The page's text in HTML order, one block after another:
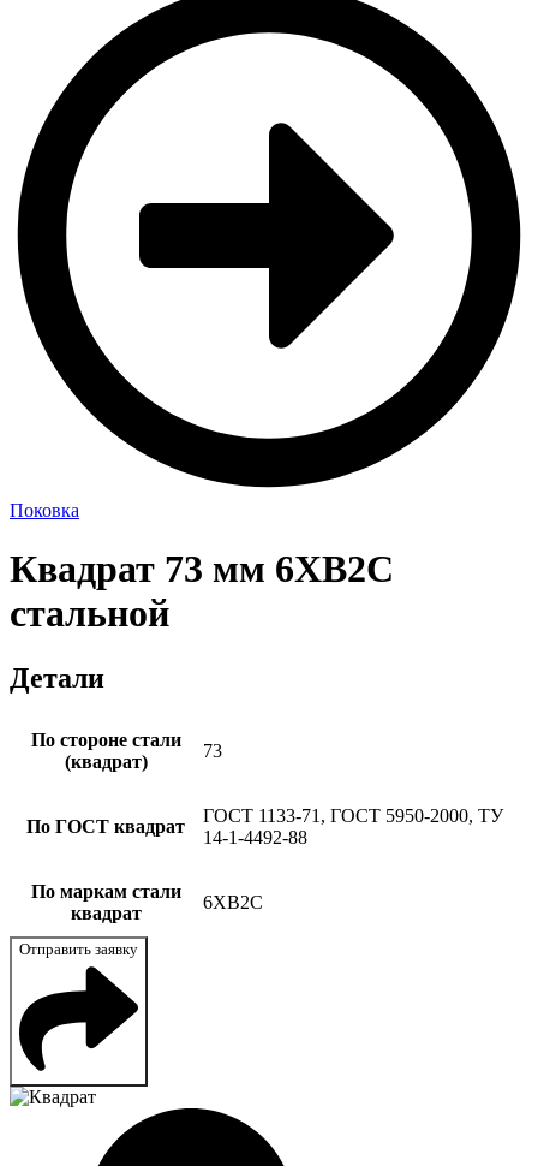
Поковка
Квадрат 73 мм 6ХВ2С
стальной
Детали
По стороне стали
(квадрат)
73
По ГОСТ квадрат
ГОСТ 1133-71, ГОСТ 5950-2000, ТУ
14-1-4492-88
По маркам стали
квадрат
6ХВ2С
Отправить заявку